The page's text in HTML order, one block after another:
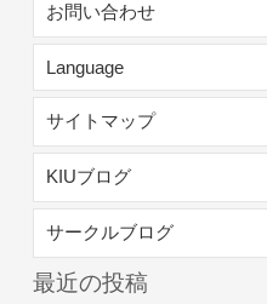
お問い合わせ
Language
サイトマップ
KIUブログ
サークルブログ
最近の投稿